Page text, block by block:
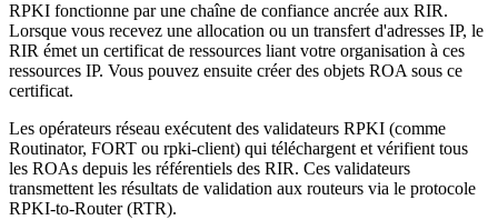
RPKI fonctionne par une chaîne de confiance ancrée aux RIR.
Lorsque vous recevez une allocation ou un transfert d'adresses IP, le
RIR émet un certificat de ressources liant votre organisation à ces
ressources IP. Vous pouvez ensuite créer des objets ROA sous ce
certificat.
Les opérateurs réseau exécutent des validateurs RPKI (comme
Routinator, FORT ou rpki-client) qui téléchargent et vérifient tous
les ROAs depuis les référentiels des RIR. Ces validateurs
transmettent les résultats de validation aux routeurs via le protocole
RPKI-to-Router (RTR).